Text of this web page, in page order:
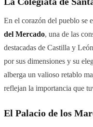
En el corazón del pueblo se
del Mercado, una de las
destacadas de Castilla y
por sus dimensiones y su
alberga un valioso retablo
reflejan la importancia que
El Palacio de los